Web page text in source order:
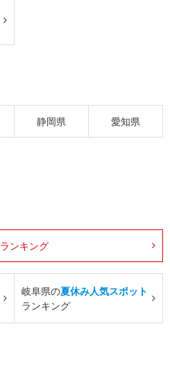
静岡県 愛知県
ランキング
岐阜県の夏休み人気スポット
ランキング